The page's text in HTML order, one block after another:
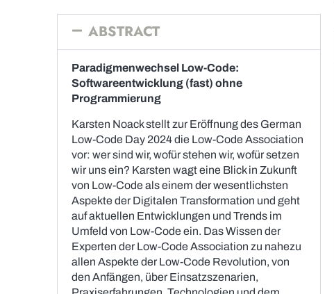
ABSTRACT
Paradigmenwechsel Low-Code:
Softwareentwicklung (fast) ohne
Programmierung
Karsten Noack stellt zur Eröffnung des German
Low-Code Day 2024 die Low-Code Association
vor: wer sind wir, wofür stehen wir, wofür setzen
wir uns ein? Karsten wagt eine Blick in Zukunft
von Low-Code als einem der wesentlichsten
Aspekte der Digitalen Transformation und geht
auf aktuellen Entwicklungen und Trends im
Umfeld von Low-Code ein. Das Wissen der
Experten der Low-Code Association zu nahezu
allen Aspekte der Low-Code Revolution, von
den Anfängen, über Einsatzszenarien,